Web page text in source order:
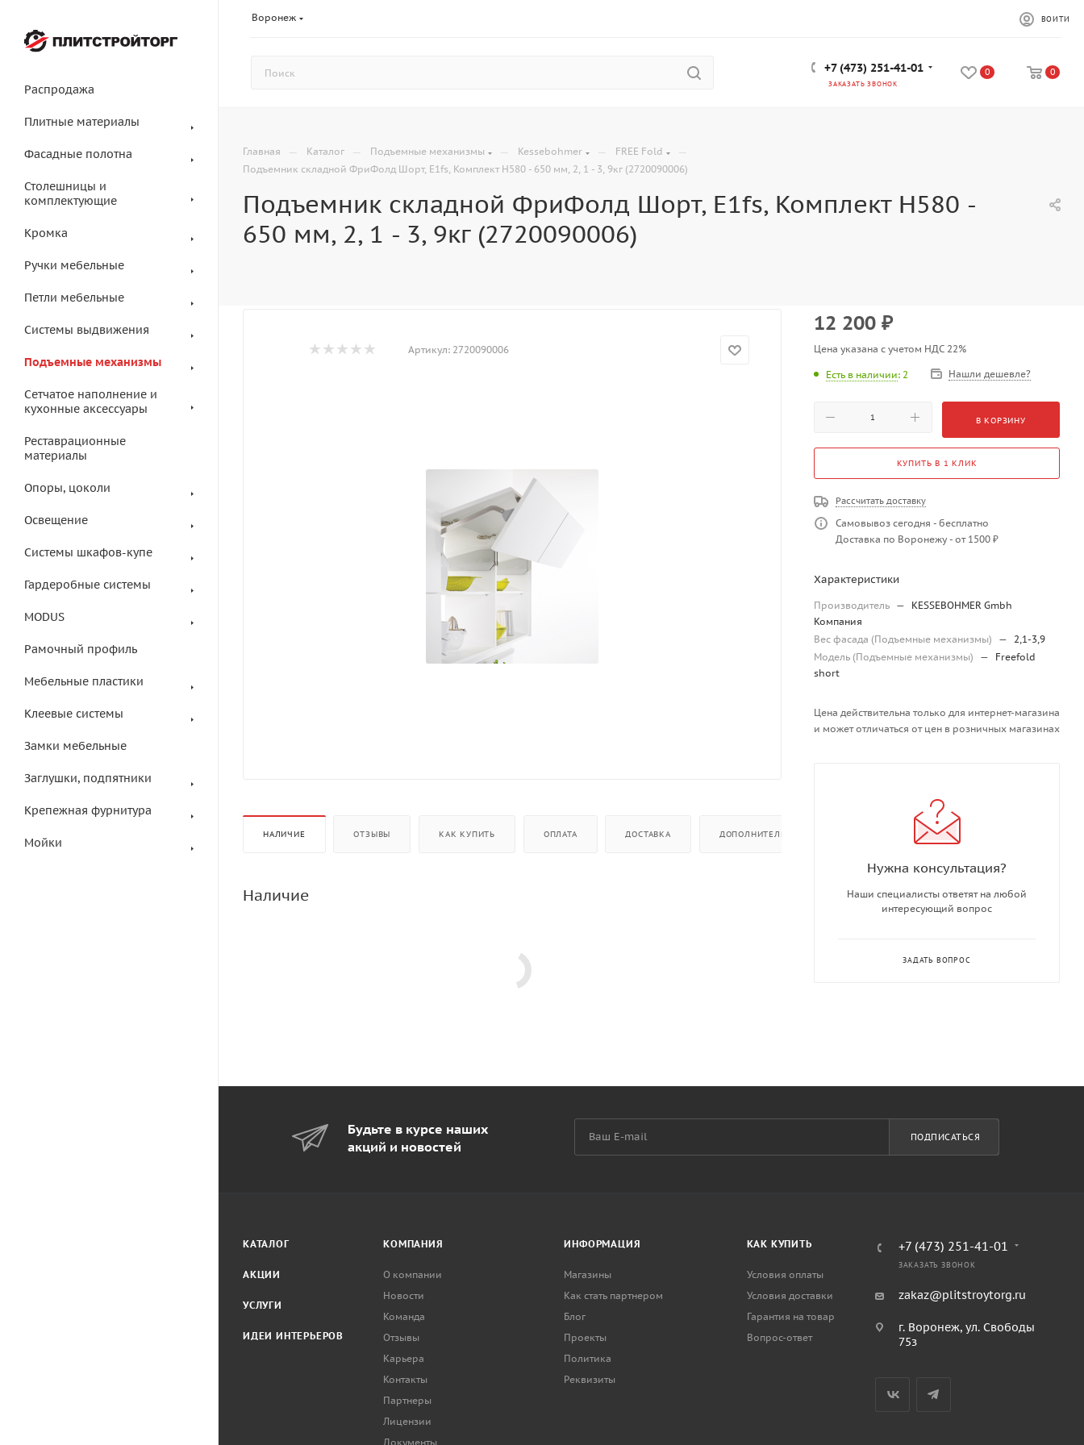
Воронеж ВОЙТИ
+7 (473) 251-41-01
ЗАКАЗАТЬ ЗВОНОК
0 0
Распродажа
Плитные материалы
Фасадные полотна
Столешницы и
комплектующие
Кромка
Ручки мебельные
Петли мебельные
Системы выдвижения
Подъемные механизмы
Сетчатое наполнение и
кухонные аксессуары
Реставрационные
материалы
Опоры, цоколи
Освещение
Системы шкафов-купе
Гардеробные системы
MODUS
Рамочный профиль
Мебельные пластики
Клеевые системы
Замки мебельные
Заглушки, подпятники
Крепежная фурнитура
Мойки
Главная — Каталог — Подъемные механизмы — Kessebohmer — FREE Fold —
Подъемник складной ФриФолд Шорт, E1fs, Комплект H580 - 650 мм, 2, 1 - 3, 9кг (2720090006)
Подъемник складной ФриФолд Шорт, E1fs, Комплект H580 -
650 мм, 2, 1 - 3, 9кг (2720090006)
Артикул: 2720090006
НАЛИЧИЕ ОТЗЫВЫ КАК КУПИТЬ ОПЛАТА ДОСТАВКА ДОПОЛНИТЕЛЬНО
Наличие
12 200 ₽
Цена указана с учетом НДС 22%
Есть в наличии: 2 Нашли дешевле?
В КОРЗИНУ
КУПИТЬ В 1 КЛИК
Рассчитать доставку
Самовывоз сегодня - бесплатно
Доставка по Воронежу - от 1500 ₽
Характеристики
Производитель —
KESSEBOHMER Gmbh
Компания
Вес фасада (Подъемные механизмы)
— 2,1-3,9
Модель (Подъемные механизмы)
—
Freefold
short
Цена действительна только для интернет-магазина
и может отличаться от цен в розничных магазинах
Нужна консультация?
Наши специалисты ответят на любой
интересующий вопрос
ЗАДАТЬ ВОПРОС
Будьте в курсе наших
акций и новостей
ПОДПИСАТЬСЯ
КАТАЛОГ
АКЦИИ
УСЛУГИ
ИДЕИ ИНТЕРЬЕРОВ
КОМПАНИЯ
О компании
Новости
Команда
Отзывы
Карьера
Контакты
Партнеры
Лицензии
Документы
ИНФОРМАЦИЯ
Магазины
Как стать партнером
Блог
Проекты
Политика
Реквизиты
КАК КУПИТЬ
Условия оплаты
Условия доставки
Гарантия на товар
Вопрос-ответ
+7 (473) 251-41-01
ЗАКАЗАТЬ ЗВОНОК
zakaz@plitstroytorg.ru
г. Воронеж, ул. Свободы
75з